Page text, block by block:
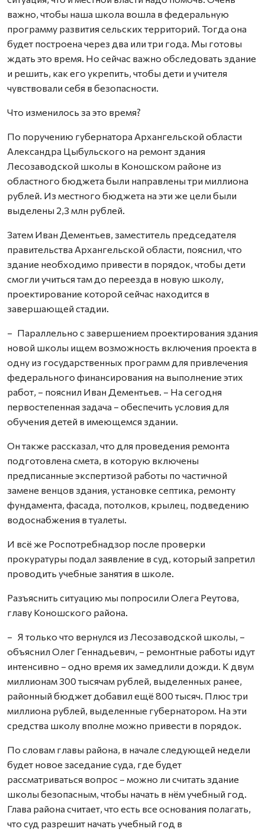
важно, чтобы наша школа вошла в федеральную
программу развития сельских территорий. Тогда она
будет построена через два или три года. Мы готовы
ждать это время. Но сейчас важно обследовать здание
и решить, как его укрепить, чтобы дети и учителя
чувствовали себя в безопасности.
Что изменилось за это время?
По поручению губернатора Архангельской области
Александра Цыбульского на ремонт здания
Лесозаводской школы в Коношском районе из
областного бюджета были направлены три миллиона
рублей. Из местного бюджета на эти же цели были
выделены 2,3 млн рублей.
Затем Иван Дементьев, заместитель председателя
правительства Архангельской области, пояснил, что
здание необходимо привести в порядок, чтобы дети
смогли учиться там до переезда в новую школу,
проектирование которой сейчас находится в
завершающей стадии.
– Параллельно с завершением проектирования здания
новой школы ищем возможность включения проекта в
одну из государственных программ для привлечения
федерального финансирования на выполнение этих
работ, – пояснил Иван Дементьев. – На сегодня
первостепенная задача – обеспечить условия для
обучения детей в имеющемся здании.
Он также рассказал, что для проведения ремонта
подготовлена смета, в которую включены
предписанные экспертизой работы по частичной
замене венцов здания, установке септика, ремонту
фундамента, фасада, потолков, крылец, подведению
водоснабжения в туалеты.
И всё же Роспотребнадзор после проверки
прокуратуры подал заявление в суд, который запретил
проводить учебные занятия в школе.
Разъяснить ситуацию мы попросили Олега Реутова,
главу Коношского района.
– Я только что вернулся из Лесозаводской школы, –
объяснил Олег Геннадьевич, – ремонтные работы идут
интенсивно – одно время их замедлили дожди. К двум
миллионам 300 тысячам рублей, выделенных ранее,
районный бюджет добавил ещё 800 тысяч. Плюс три
миллиона рублей, выделенные губернатором. На эти
средства школу вполне можно привести в порядок.
По словам главы района, в начале следующей недели
будет новое заседание суда, где будет
рассматриваться вопрос – можно ли считать здание
школы безопасным, чтобы начать в нём учебный год.
Глава района считает, что есть все основания полагать,
что суд разрешит начать учебный год в